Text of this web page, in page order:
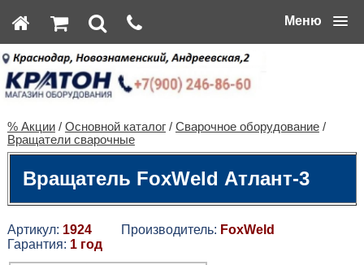
Меню
% Акции/ Основной каталог/ Сварочное оборудование/
Вращатели сварочные
Вращатель FoxWeld Атлант-3
Артикул: 1924Производитель: FoxWeld
Гарантия: 1 год